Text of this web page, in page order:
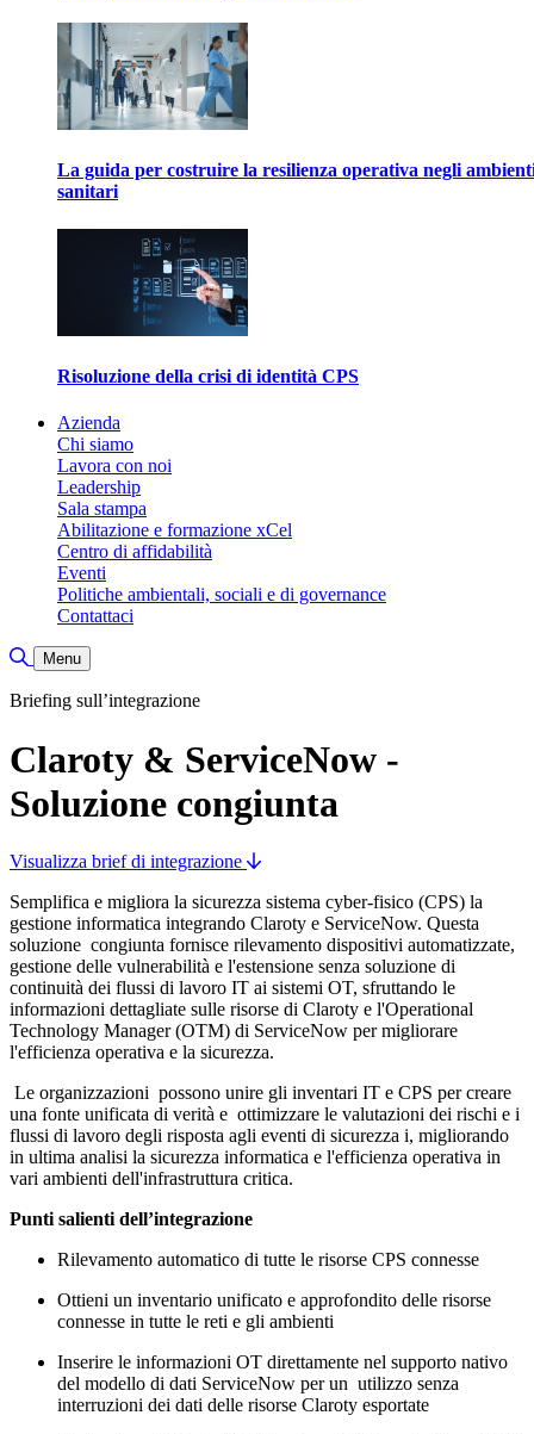
La guida per costruire la resilienza operativa negli
sanitari
Risoluzione della crisi di identità CPS
Azienda
Chi siamo
Lavora con noi
Leadership
Sala stampa
Abilitazione e formazione xCel
Centro di affidabilità
Eventi
Politiche ambientali, sociali e di governance
Contattaci
Attiva/disattiva ricerca
Menu
Briefing sull’integrazione
Claroty & ServiceNow -
Soluzione congiunta
Visualizza brief di integrazione
Semplifica e migliora la sicurezza sistema cyber-fisico (CPS) la
gestione informatica integrando Claroty e ServiceNow. Questa
soluzione congiunta fornisce rilevamento dispositivi automatizzate,
gestione delle vulnerabilità e l'estensione senza soluzione di
continuità dei flussi di lavoro IT ai sistemi OT, sfruttando le
informazioni dettagliate sulle risorse di Claroty e l'Operational
Technology Manager (OTM) di ServiceNow per migliorare
l'efficienza operativa e la sicurezza.
Le organizzazioni possono unire gli inventari IT e CPS per creare
una fonte unificata di verità e ottimizzare le valutazioni dei rischi e i
flussi di lavoro degli risposta agli eventi di sicurezza i, migliorando
in ultima analisi la sicurezza informatica e l'efficienza operativa in
vari ambienti dell'infrastruttura critica.
Punti salienti dell’integrazione
Rilevamento automatico di tutte le risorse CPS connesse
Ottieni un inventario unificato e approfondito delle risorse
connesse in tutte le reti e gli ambienti
Inserire le informazioni OT direttamente nel supporto nativo
del modello di dati ServiceNow per un utilizzo senza
interruzioni dei dati delle risorse Claroty esportate